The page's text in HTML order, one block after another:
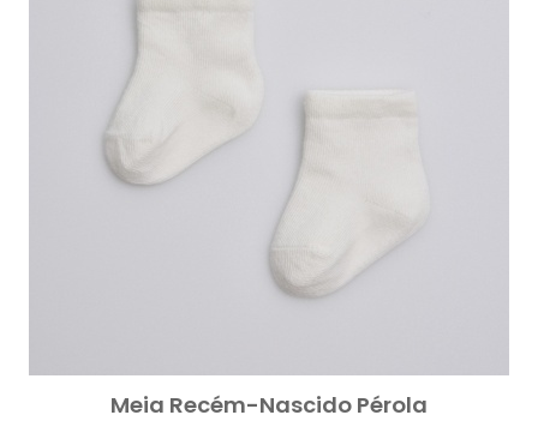
Meia Recém-Nascido Pérola